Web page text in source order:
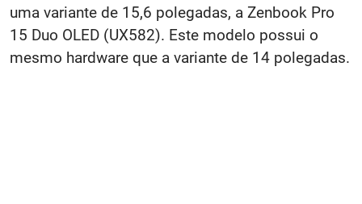
uma variante de 15,6 polegadas, a Zenbook Pro
15 Duo OLED (UX582). Este modelo possui o
mesmo hardware que a variante de 14 polegadas.